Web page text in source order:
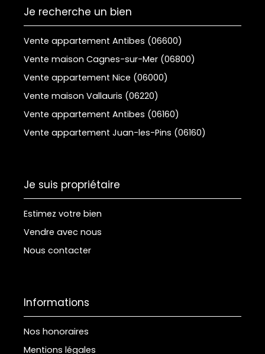
Je recherche un bien
Vente appartement Antibes (06600)
Vente maison Cagnes-sur-Mer (06800)
Vente appartement Nice (06000)
Vente maison Vallauris (06220)
Vente appartement Antibes (06160)
Vente appartement Juan-les-Pins (06160)
Je suis propriétaire
Estimez votre bien
Vendre avec nous
Nous contacter
Informations
Nos honoraires
Mentions légales